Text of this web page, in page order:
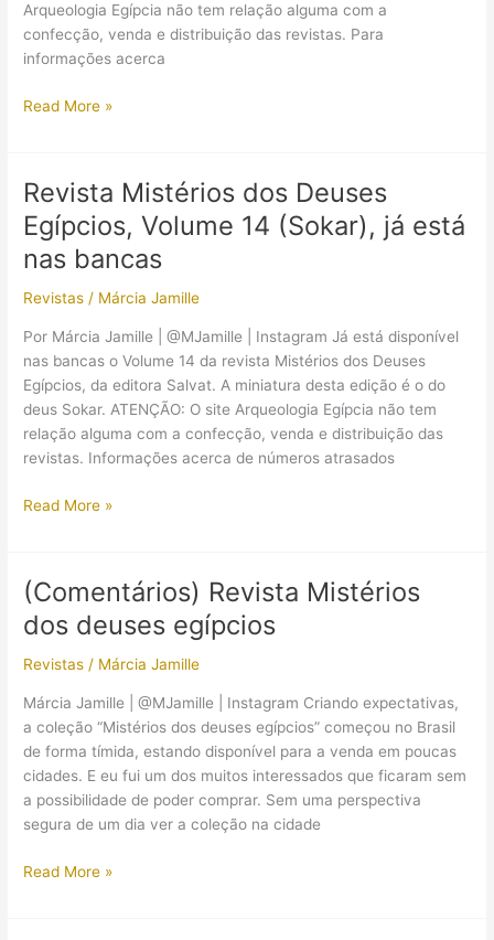
Arqueologia Egípcia não tem relação alguma com a
confecção, venda e distribuição das revistas. Para
informações acerca
Revista
Egípcios;
Os
deuses
que
saíram
os
Volumes
15
ao
24
Read More »
Revista Mistérios dos Deuses
Egípcios, Volume 14 (Sokar), já está
nas bancas
Revistas / Márcia Jamille
Por Márcia Jamille | @MJamille | Instagram Já está disponível
nas bancas o Volume 14 da revista Mistérios dos Deuses
Egípcios, da editora Salvat. A miniatura desta edição é o do
deus Sokar. ATENÇÃO: O site Arqueologia Egípcia não tem
relação alguma com a confecção, venda e distribuição das
revistas. Informações acerca de números atrasados
Revista
Deuses
Egípcios,
Volume
(Sokar),
já
está
nas
bancas
Read More »
(Comentários) Revista Mistérios
dos deuses egípcios
Revistas / Márcia Jamille
Márcia Jamille | @MJamille | Instagram Criando expectativas,
a coleção “Mistérios dos deuses egípcios” começou no Brasil
de forma tímida, estando disponível para a venda em poucas
cidades. E eu fui um dos muitos interessados que ficaram sem
a possibilidade de poder comprar. Sem uma perspectiva
segura de um dia ver a coleção na cidade
(Comentários)
Read More »